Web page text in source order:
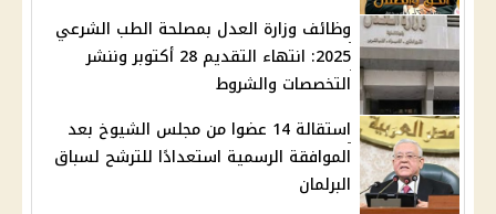
وظائف وزارة العدل بمصلحة الطب الشرعي
2025: انتهاء التقديم 28 أكتوبر وننشر
التخصصات والشروط
استقالة 14 عضوا من مجلس الشيوخ بعد
الموافقة الرسمية استعدادًا للترشح لسباق
البرلمان